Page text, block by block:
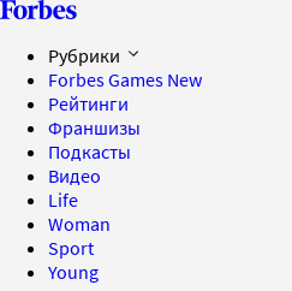
Рубрики
Forbes Games New
Рейтинги
Франшизы
Подкасты
Видео
Life
Woman
Sport
Young